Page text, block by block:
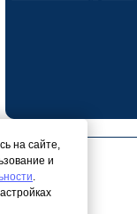
на сайте,
и
.